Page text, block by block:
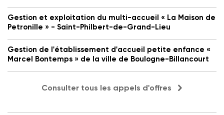
Gestion et exploitation du multi-accueil « La Maison de
Petronille » - Saint-Philbert-de-Grand-Lieu
Gestion de l'établissement d'accueil petite enfance «
Marcel Bontemps » de la ville de Boulogne-Billancourt
Consulter tous les appels d'offres